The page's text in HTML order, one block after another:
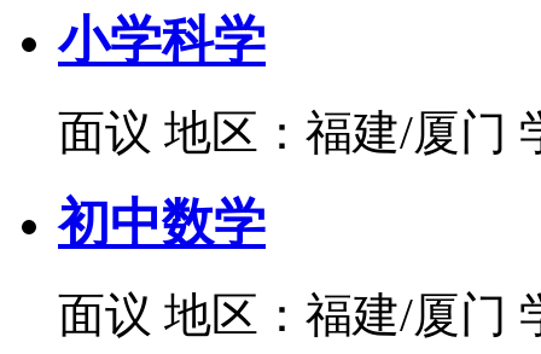
小学科学
面议 地区：福建/厦门
初中数学
面议 地区：福建/厦门